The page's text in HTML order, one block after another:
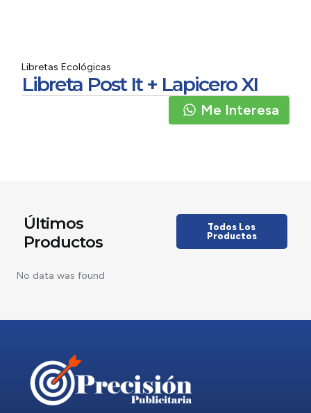
Libretas Ecológicas
Libreta Post It + Lapicero XI
Me Interesa
Últimos
Productos
Todos Los
Productos
No data was found